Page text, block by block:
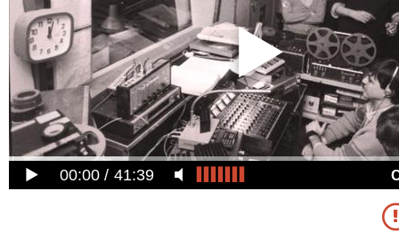
00:00 41:39